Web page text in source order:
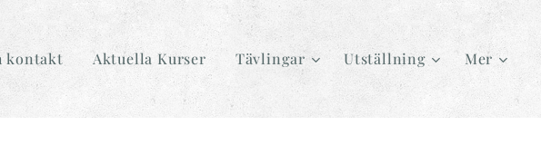
kontakt Aktuella Kurser Tävlingar Utställning Mer